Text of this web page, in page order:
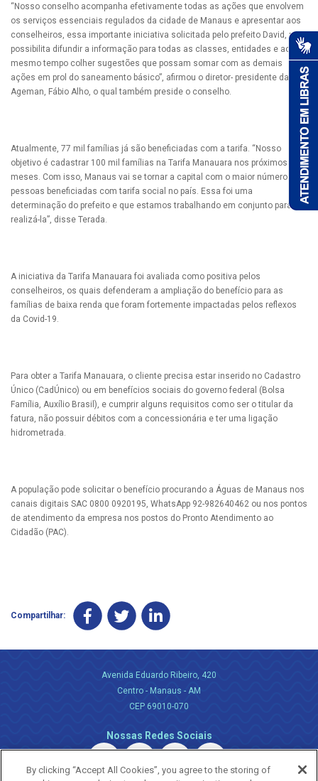
“Nosso conselho acompanha efetivamente todas as ações que envolvem
os serviços essenciais regulados da cidade de Manaus e apresentar aos
conselheiros, essa importante iniciativa solicitada pelo prefeito David, nos
possibilita difundir a informação para todas as classes, entidades e ao
mesmo tempo colher sugestões que possam somar com as demais
ações em prol do saneamento básico”, afirmou o diretor- presidente da
Ageman, Fábio Alho, o qual também preside o conselho.
Atualmente, 77 mil famílias já são beneficiadas com a tarifa. “Nosso
objetivo é cadastrar 100 mil famílias na Tarifa Manauara nos próximos
meses. Com isso, Manaus vai se tornar a capital com o maior número de
pessoas beneficiadas com tarifa social no país. Essa foi uma
determinação do prefeito e que estamos trabalhando em conjunto para
realizá-la”, disse Terada.
A iniciativa da Tarifa Manauara foi avaliada como positiva pelos
conselheiros, os quais defenderam a ampliação do benefício para as
famílias de baixa renda que foram fortemente impactadas pelos reflexos
da Covid-19.
Para obter a Tarifa Manauara, o cliente precisa estar inserido no Cadastro
Único (CadÚnico) ou em benefícios sociais do governo federal (Bolsa
Família, Auxílio Brasil), e cumprir alguns requisitos como ser o titular da
fatura, não possuir débitos com a concessionária e ter uma ligação
hidrometrada.
A população pode solicitar o benefício procurando a Águas de Manaus nos
canais digitais SAC 0800 0920195, WhatsApp 92-982640462 ou nos pontos
de atendimento da empresa nos postos do Pronto Atendimento ao
Cidadão (PAC).
Compartilhar:
Avenida Eduardo Ribeiro, 420
Centro - Manaus - AM
CEP 69010-070
Nossas Redes Sociais
By clicking “Accept All Cookies”, you agree to the storing of